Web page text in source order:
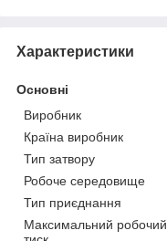
Характеристики
Основні
Виробник
Країна виробник
Тип затвору
Робоче середовище
Тип приєднання
Максимальний робочий